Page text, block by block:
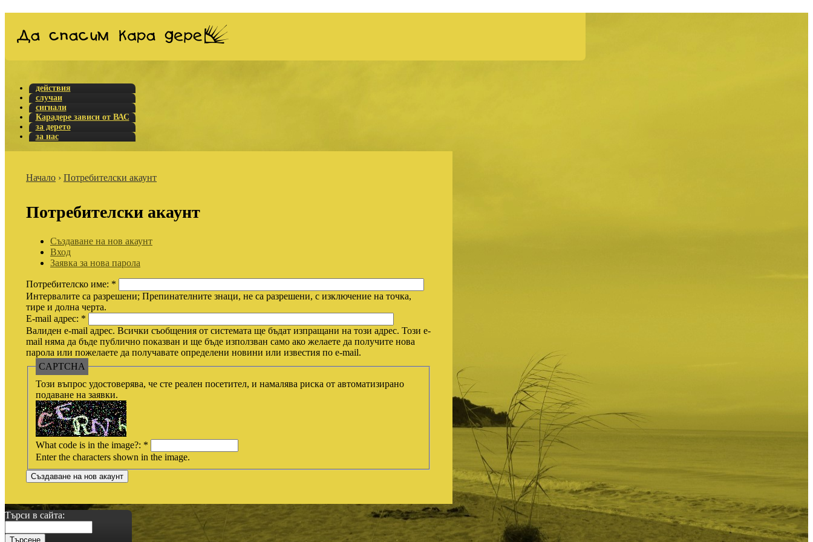
действия
случаи
сигнали
Карадере зависи от ВАС
за дерето
за нас
Начало › Потребителски акаунт
Потребителски акаунт
Създаване на нов акаунт
Вход
Заявка за нова парола
Потребителско име: *
Интервалите са разрешени; Препинателните знаци, не са разрешени, с изключение на точка,
тире и долна черта.
E-mail адрес: *
Валиден e-mail адрес. Всички съобщения от системата ще бъдат изпращани на този адрес. Този e-
mail няма да бъде публично показван и ще бъде използван само ако желаете да получите нова
парола или пожелаете да получавате определени новини или известия по e-mail.
CAPTCHA
Този въпрос удостоверява, че сте реален посетител, и намалява риска от автоматизирано
подаване на заявки.
What code is in the image?: *
Enter the characters shown in the image.
Търси в сайта: